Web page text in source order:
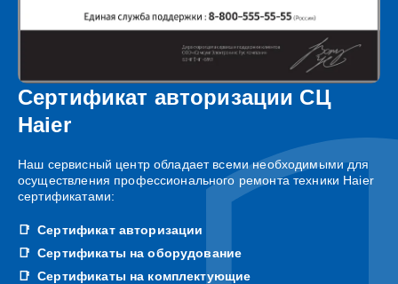
Сертификат авторизации СЦ
Haier
Наш сервисный центр обладает всеми необходимыми для
осуществления профессионального ремонта техники Haier
сертификатами:
Сертификат авторизации
Сертификаты на оборудование
Сертификаты на комплектующие